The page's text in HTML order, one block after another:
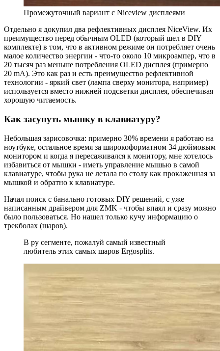
Промежуточный вариант с Niceview дисплеями
Отдельно я докупил два рефлективных дисплея NiceView. Их
преимущество перед обычным OLED (который шел в DIY
комплекте) в том, что в активном режиме он потребляет очень
малое количество энергии - что-то около 10 микроампер, что в
20 тысяч раз меньше потребления OLED дисплея (примерно
20 mA). Это как раз и есть преимущество рефлективной
технологии - яркий свет (лампа сверху монитора, например)
используется вместо нижней подсветки дисплея, обеспечивая
хорошую читаемость.
Как засунуть мышку в клавиатуру?
Небольшая зарисовочка: примерно 30% времени я работаю на
ноутбуке, остальное время за широкоформатном 34 дюймовым
монитором и когда я пересаживался к монитору, мне хотелось
избавиться от мышки - иметь управление мышью в самой
клавиатуре, чтобы рука не летала по столу как прокаженная за
мышкой и обратно к клавиатуре.
Начал поиск с банально готовых DIY решений, с уже
написанным драйвером для ZMK - чтобы впаял и сразу можно
было пользоваться. Но нашел только кучу информацию о
трекболах (шаров).
В ру сегменте, пожалуй самый известный
любитель этих самых шаров Ergosplits.